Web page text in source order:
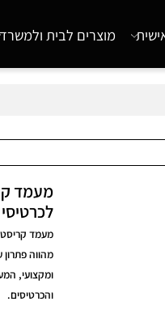
מוצרים לבית ולמשרד
מעמד
לכרטיסי
מעמד קריסטל
מהווה פתרון
ומקצועי, המעמד